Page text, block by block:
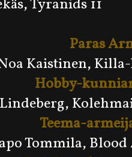
Tyranids 11
Paras
Kaistinen,
Hobby-
Lindeberg,
Teema-
Tommila,